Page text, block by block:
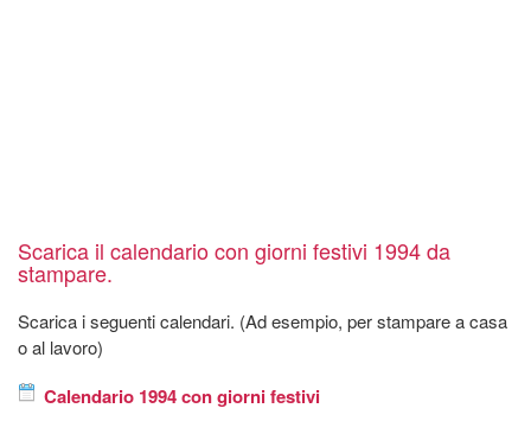
Scarica il calendario con giorni festivi 1994 da
stampare.
Scarica i seguenti calendari. (Ad esempio, per stampare a casa
o al lavoro)
Calendario 1994 con giorni festivi